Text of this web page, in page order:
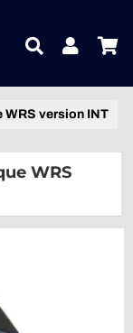
WRS version INT
WRS